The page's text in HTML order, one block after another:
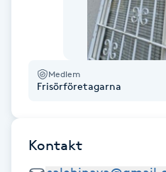
Gruppträning
Medlem
Frisörföretagarna
Kontakt